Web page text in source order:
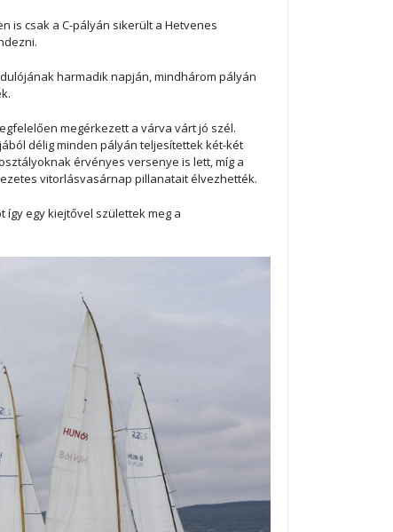
is csak a C-pályán sikerült a Hetvenes
harmadik napján, mindhárom pályán
megérkezett a várva várt jó szél.
délig minden pályán teljesítettek két-két
érvényes versenye is lett, míg a
vitorlásvasárnap pillanatait élvezhették.
egy kiejtővel születtek meg a